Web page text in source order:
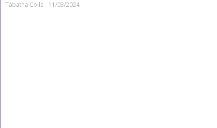
Tábatha Colla 11/03/2024